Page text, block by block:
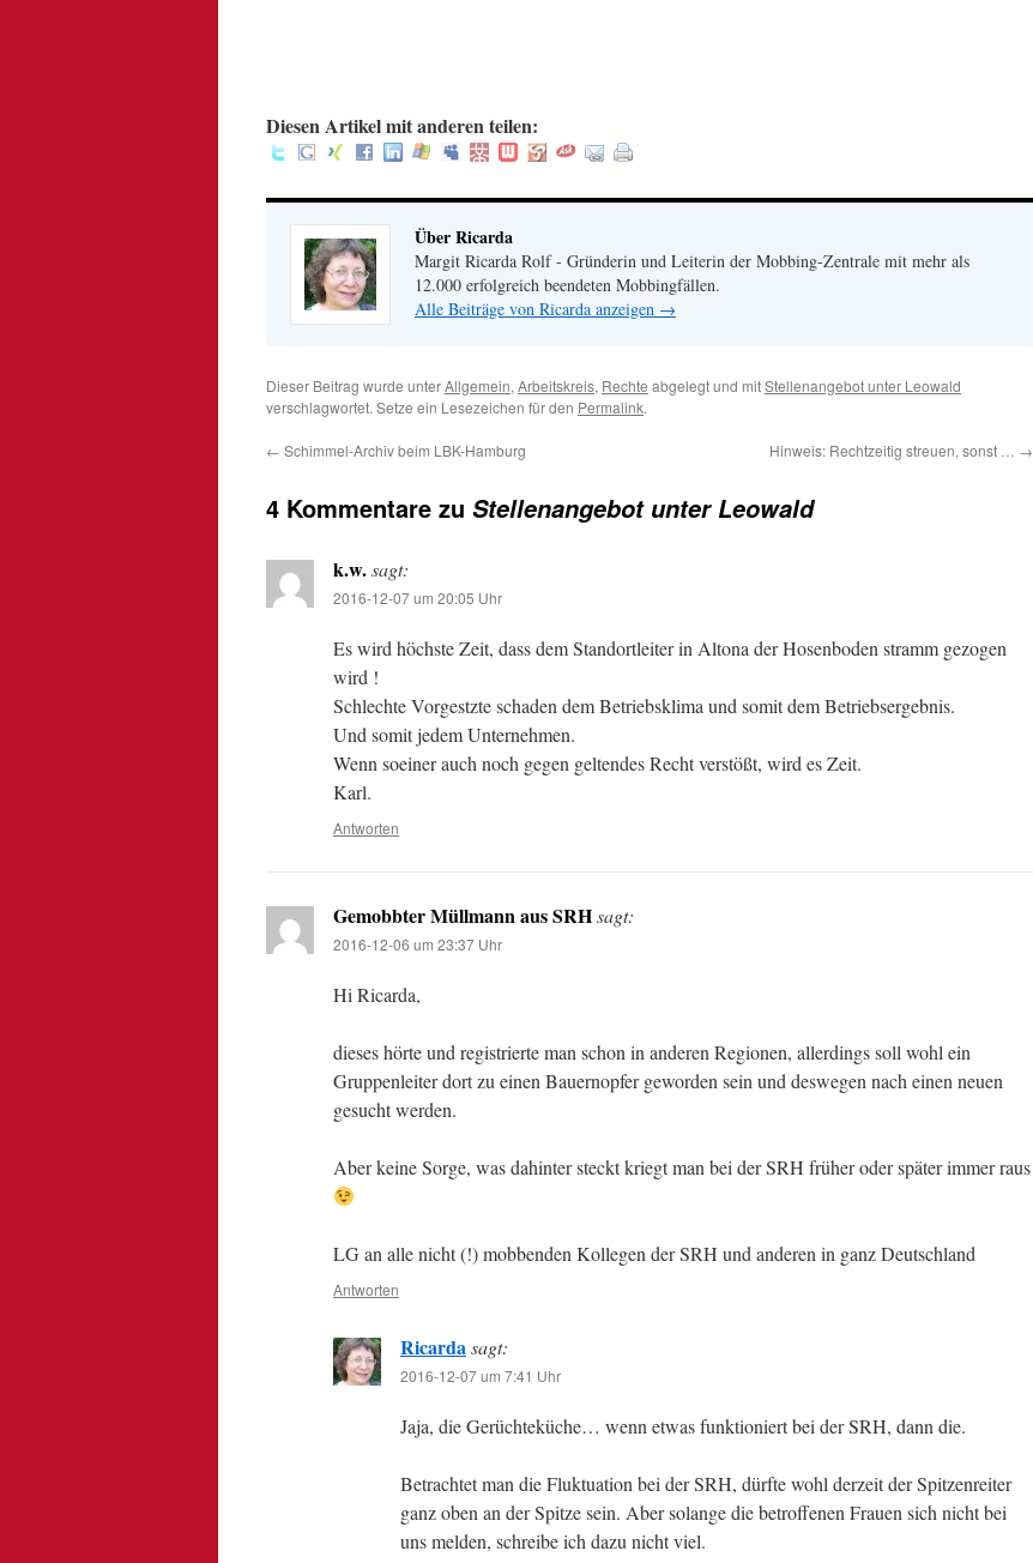
Diesen Artikel mit anderen teilen:
Über Ricarda
Margit Ricarda Rolf - Gründerin und Leiterin der Mobbing-Zentrale mit mehr als
12.000 erfolgreich beendeten Mobbingfällen.
Alle Beiträge von Ricarda anzeigen →
Dieser Beitrag wurde unterAllgemein, Arbeitskreis, Rechte abgelegt und mitStellenangebot unter Leowald
verschlagwortet. Setze ein Lesezeichen für den Permalink.
← Schimmel-Archiv beim LBK-Hamburg Hinweis: Rechtzeitig streuen, sonst … →
4 Kommentare zu Stellenangebot unter Leowald
k.w.sagt:
2016-12-07 um 20:05 Uhr
Es wird höchste Zeit, dass dem Standortleiter in Altona der Hosenboden stramm gezogen
wird !
Schlechte Vorgestzte schaden dem Betriebsklima und somit dem Betriebsergebnis.
Und somit jedem Unternehmen.
Wenn soeiner auch noch gegen geltendes Recht verstößt, wird es Zeit.
Karl.
Antworten
Gemobbter Müllmann aus SRHsagt:
2016-12-06 um 23:37 Uhr
Hi Ricarda,
dieses hörte und registrierte man schon in anderen Regionen, allerdings soll wohl ein
Gruppenleiter dort zu einen Bauernopfer geworden sein und deswegen nach einen neuen
gesucht werden.
Aber keine Sorge, was dahinter steckt kriegt man bei der SRH früher oder später immer raus
LG an alle nicht (!) mobbenden Kollegen der SRH und anderen in ganz Deutschland
Antworten
Ricardasagt:
2016-12-07 um 7:41 Uhr
Jaja, die Gerüchteküche… wenn etwas funktioniert bei der SRH, dann die.
Betrachtet man die Fluktuation bei der SRH, dürfte wohl derzeit der Spitzenreiter
ganz oben an der Spitze sein. Aber solange die betroffenen Frauen sich nicht bei
uns melden, schreibe ich dazu nicht viel.